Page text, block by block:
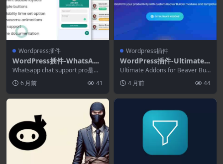
Wordpress插件
WordPress插件-WhatsApp
Chat Support Pro 3.1.13
Whatsapp chat support pro是一
6 月前 41
Wordpress插件
WordPress插件-Ultimate
Addons for Beaver Builder
1.37.2
Ultimate Addons for Beaver Buil
4 月前 44